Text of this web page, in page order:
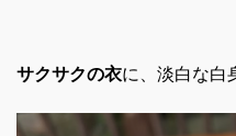
サクサクの衣に、淡白な白